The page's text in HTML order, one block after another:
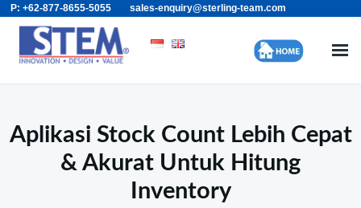
Skip
content
Search
for:
P: +62-877-8655-5055 sales-enquiry@sterling-team.com
Aplikasi Stock Count Lebih Cepat
& Akurat Untuk Hitung
Inventory